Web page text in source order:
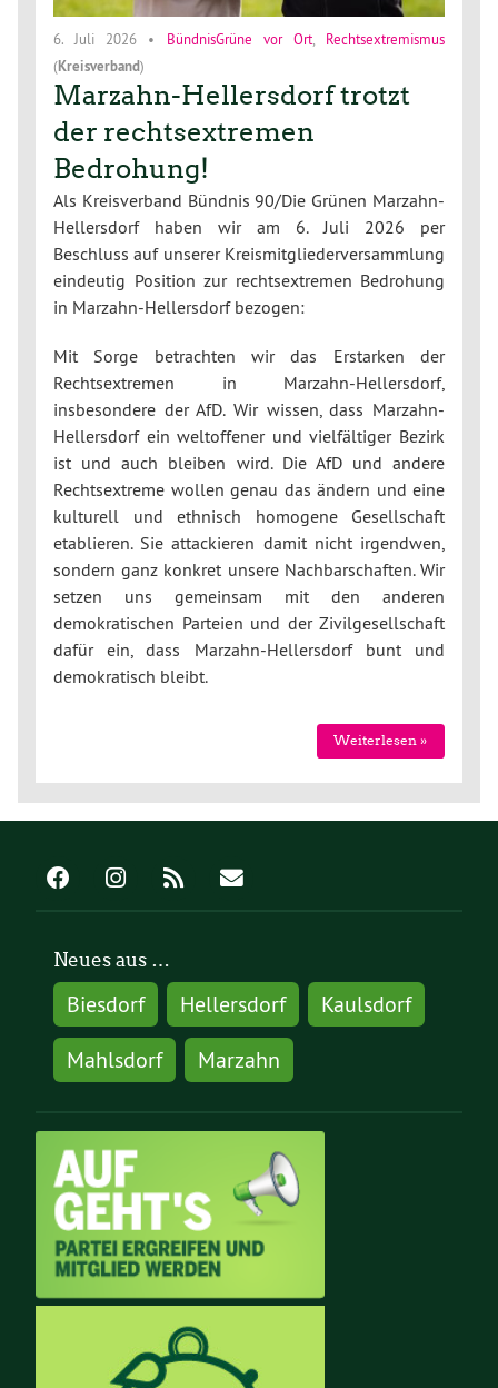
6. Juli 2026 • BündnisGrüne vor Ort, Rechtsextremismus
(Kreisverband)
Marzahn-Hellersdorf trotzt
der rechtsextremen
Bedrohung!
Als Kreisverband Bündnis 90/Die Grünen Marzahn-
Hellersdorf haben wir am 6. Juli 2026 per
Beschluss auf unserer Kreismitgliederversammlung
eindeutig Position zur rechtsextremen Bedrohung
in Marzahn-Hellersdorf bezogen:
Mit Sorge betrachten wir das Erstarken der
Rechtsextremen in Marzahn-Hellersdorf,
insbesondere der AfD. Wir wissen, dass Marzahn-
Hellersdorf ein weltoffener und vielfältiger Bezirk
ist und auch bleiben wird. Die AfD und andere
Rechtsextreme wollen genau das ändern und eine
kulturell und ethnisch homogene Gesellschaft
etablieren. Sie attackieren damit nicht irgendwen,
sondern ganz konkret unsere Nachbarschaften. Wir
setzen uns gemeinsam mit den anderen
demokratischen Parteien und der Zivilgesellschaft
dafür ein, dass Marzahn-Hellersdorf bunt und
demokratisch bleibt.
Weiterlesen »
Neues aus …
Biesdorf Hellersdorf
Kaulsdorf
Mahlsdorf
Marzahn